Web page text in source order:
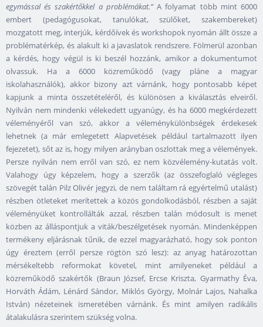
egymással és szakértőkkel a problémákat.”A folyamat több mint 6000
embert (pedagógusokat, tanulókat, szülőket, szakembereket)
mozgatott meg, interjúk, kérdőívek és workshopok nyomán állt össze a
problématérkép, és alakult ki a javaslatok rendszere. Fölmerül azonban
a kérdés, hogy végül is ki beszél hozzánk, amikor a dokumentumot
olvassuk. Ha a 6000 közreműködő (vagy pláne a magyar
iskolahasználók), akkor bizony azt várnánk, hogy pontosabb képet
kapjunk a minta összetételéről, és különösen a kiválasztás elveiről.
Nyilván nem mindenki vélekedett ugyanúgy, és ha 6000 megkérdezett
véleményéről van szó, akkor a véleménykülönbségek érdekesek
lehetnek (a már emlegetett Alapvetések például tartalmazott ilyen
fejezetet), sőt az is, hogy milyen arányban oszlottak meg a vélemények.
Persze nyilván nem erről van szó, ez nem közvélemény-kutatás volt.
Valahogy úgy képzelem, hogy a szerzők (az összefoglaló végleges
szövegét talán Pilz Olivér jegyzi, de nem találtam rá egyértelmű utalást)
részben ötleteket merítettek a közös gondolkodásból, részben a saját
véleményüket kontrollálták azzal, részben talán módosult is menet
közben az álláspontjuk a viták/beszélgetések nyomán. Mindenképpen
termékeny eljárásnak tűnik, de ezzel magyarázható, hogy sok ponton
úgy éreztem (erről persze rögtön szó lesz): az anyag határozottan
mérsékeltebb reformokat követel, mint amilyeneket például a
közreműködő szakértők (Braun József, Ercse Kriszta, Gyarmathy Éva,
Horváth Ádám, Lénárd Sándor, Miklós György, Molnár Lajos, Nahalka
István) nézeteinek ismeretében várnánk. És mint amilyen radikális
átalakulásra szerintem szükség volna.